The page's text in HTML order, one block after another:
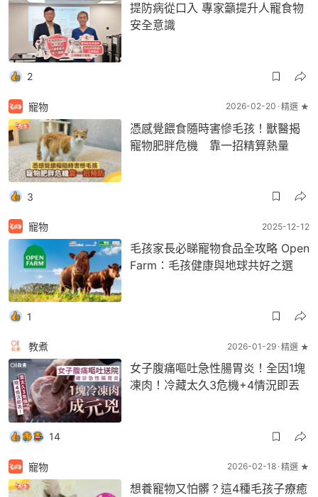
提防病從口入 專家籲提升人寵食物
安全意識
2
寵物 2026-02-20 精選 ★
憑感覺餵食隨時害慘毛孩！獸醫揭
寵物肥胖危機 靠一招精算熱量
3
寵物 2025-12-12
毛孩家長必睇寵物食品全攻略 Open
Farm：毛孩健康與地球共好之選
1
教煮 2026-01-29 精選 ★
女子腹痛嘔吐急性腸胃炎！全因1塊
凍肉！冷藏太久3危機+4情況即丟
14
寵物 2026-02-18 精選 ★
想養寵物又怕髒？這4種毛孩子療癒